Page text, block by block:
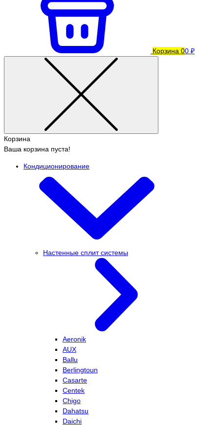
Корзина 00 ₽
Корзина
Ваша корзина пуста!
Кондиционирование
Настенные сплит системы
Aeronik
AUX
Ballu
Berlingtoun
Casarte
Centek
Chigo
Dahatsu
Daichi